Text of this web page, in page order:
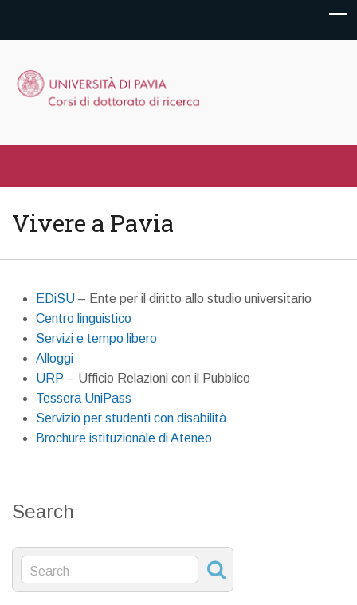
Vivere a Pavia
EDiSU – Ente per il diritto allo studio universitario
Centro linguistico
Servizi e tempo libero
Alloggi
URP – Ufficio Relazioni con il Pubblico
Tessera UniPass
Servizio per studenti con disabilità
Brochure istituzionale di Ateneo
Search